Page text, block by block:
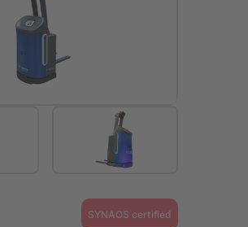
SYNAOS certified